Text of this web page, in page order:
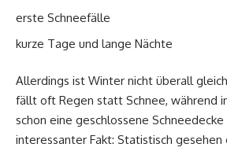
erste Schneefälle
kurze Tage und lange Nächte
Allerdings ist Winter nicht überall
fällt oft Regen statt Schnee, während
schon eine geschlossene Schneedecke
interessanter Fakt: Statistisch